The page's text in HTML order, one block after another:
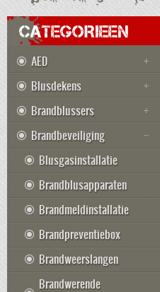
CATEGORIEEN
AED
Blusdekens
Brandblussers
Brandbeveiliging
Blusgasinstallatie
Brandblusapparaten
Brandmeldinstallatie
Brandpreventiebox
Brandweerslangen
Brandwerende